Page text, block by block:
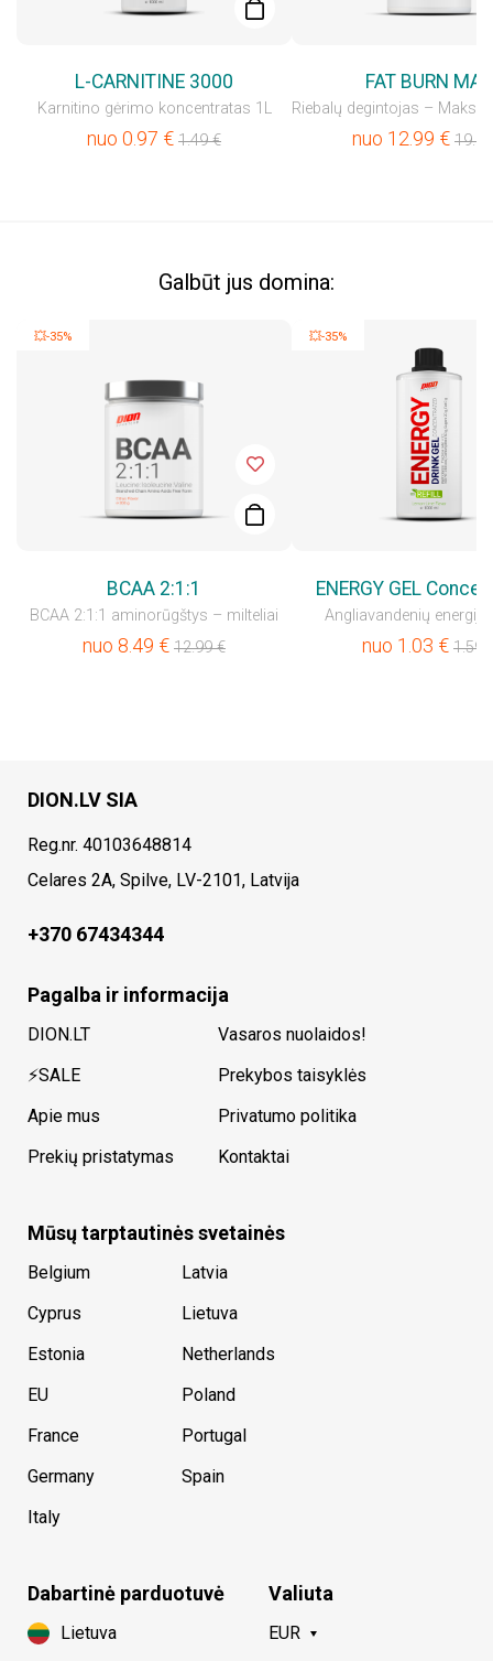
L-CARNITINE 3000
Karnitino gėrimo koncentratas 1L
nuo 0.97 € 1.49€
FAT BURN MAX
nuo 12.99 € 19.99
Galbūt jus domina:
💥-35%
BCAA 2:1:1
BCAA 2:1:1 aminorūgštys – milteliai
nuo 8.49 € 12.99€
💥-35%
ENERGY GEL
Angliavandenių
nuo 1.03 € 1.59
DION.LV SIA
Reg.nr. 40103648814
Celares 2A, Spilve, LV-2101, Latvija
+370 67434344
Pagalba ir informacija
DION.LT
⚡SALE
Apie mus
Prekių pristatymas
Vasaros nuolaidos!
Prekybos taisyklės
Privatumo politika
Kontaktai
Mūsų tarptautinės svetainės
Belgium
Cyprus
Estonia
EU
France
Germany
Italy
Latvia
Lietuva
Netherlands
Poland
Portugal
Spain
Dabartinė parduotuvė
Lietuva
Valiuta
EUR